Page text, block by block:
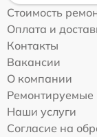
Стоимость
Оплата и
Контакты
Вакансии
О компании
Ремонтируемые
Наши услуги
Согласие на